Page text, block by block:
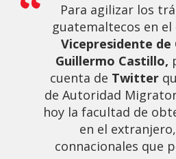
Para agilizar los
guatemaltecos en
Vicepresidente de
Guillermo Castillo,
cuenta de Twitter
de Autoridad
hoy la facultad de
en el
connacionales que